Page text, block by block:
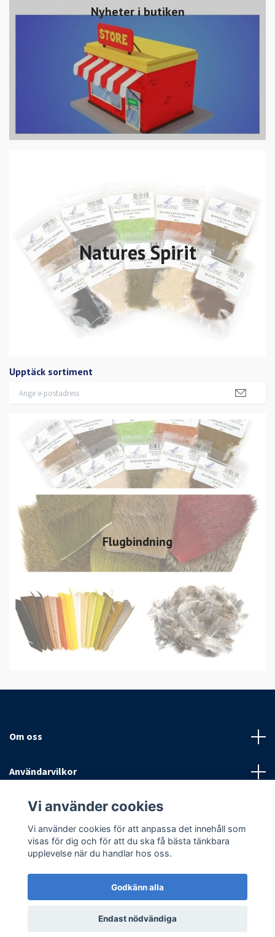
Nyheter i butiken
Natures Spirit
Upptäck sortiment
Flugbindning
Om oss
Användarvilkor
Sociala medier
© 2026 Antispinn AB
Vi använder cookies
Vi använder cookies för att anpassa det innehåll som
visas för dig och för att du ska få bästa tänkbara
upplevelse när du handlar hos oss.
Godkänn alla
Endast nödvändiga